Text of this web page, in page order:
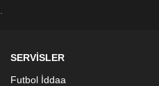
SERVİSLER
Futbol İddaa